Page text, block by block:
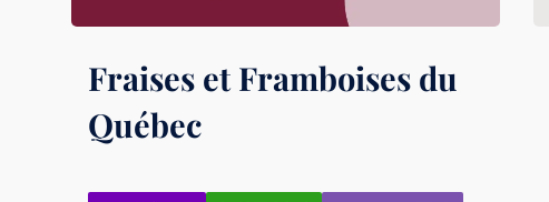
Fraises et Framboises du
Québec